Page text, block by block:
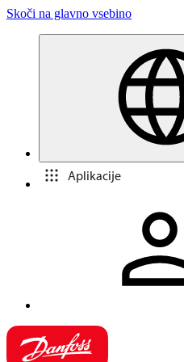
Skoči na glavno vsebino
Aplikacije